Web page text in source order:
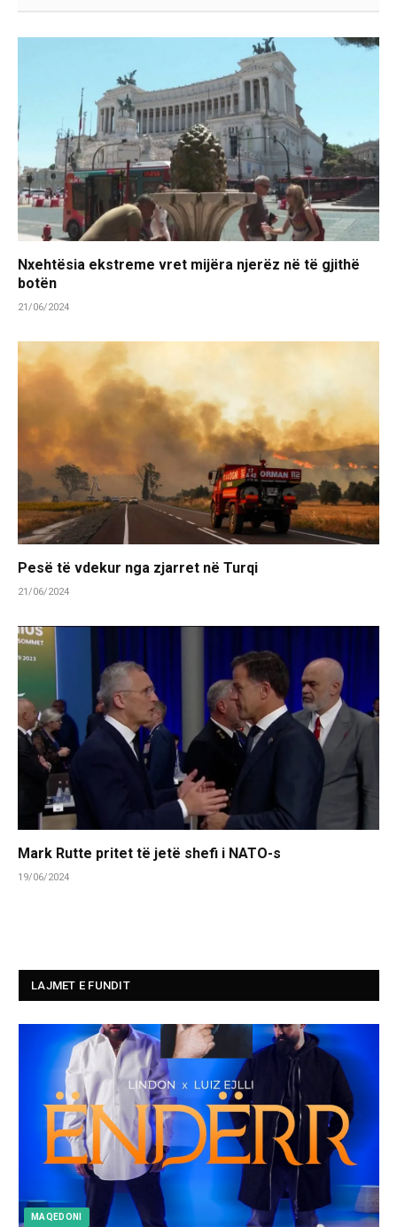
Nxehtësia ekstreme vret mijëra njerëz në të gjithë
botën
21/06/2024
Pesë të vdekur nga zjarret në Turqi
21/06/2024
Mark Rutte pritet të jetë shefi i NATO-s
19/06/2024
LAJMET E FUNDIT
MAQEDONI